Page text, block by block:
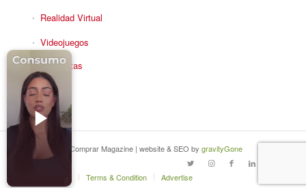
Realidad Virtual
Videojuegos
Reciba Ofertas
© Copyright - Comprar Magazine | website & SEO by gravityGone
Terms & Condition Advertise